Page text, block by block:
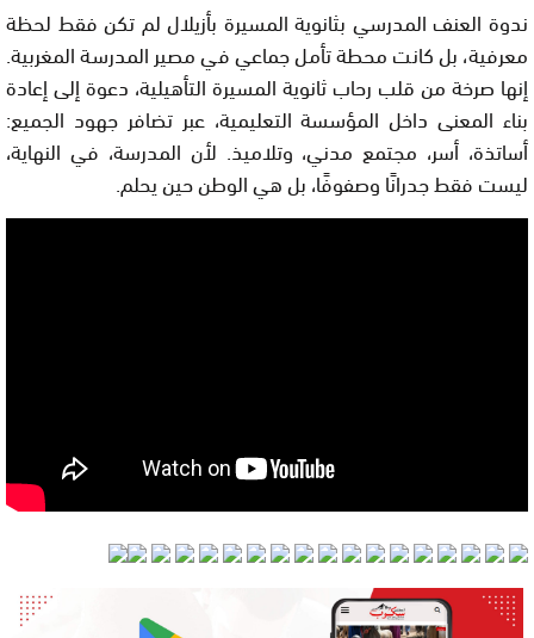
ندوة العنف المدرسي بثانوية المسيرة بأزيلال لم تكن فقط لحظة
معرفية، بل كانت محطة تأمل جماعي في مصير المدرسة المغربية.
إنها صرخة من قلب رحاب ثانوية المسيرة التأهيلية، دعوة إلى إعادة
بناء المعنى داخل المؤسسة التعليمية، عبر تضافر جهود الجميع:
أساتذة، أسر، مجتمع مدني، وتلاميذ. لأن المدرسة، في النهاية،
ليست فقط جدرانًا وصفوفًا، بل هي الوطن حين يحلم.